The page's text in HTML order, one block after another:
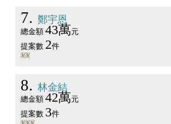
7 鄭宇恩
總金額 43萬元
提案數 2件
8 林金結
總金額 42萬元
提案數 3件